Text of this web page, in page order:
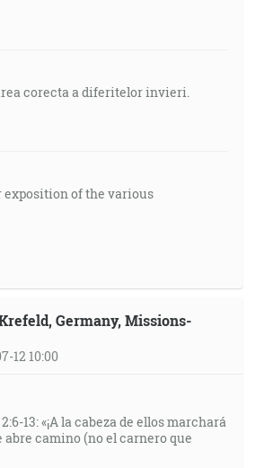
corecta a diferitelor invieri.
exposition of the various
Germany, Missions-
12 10:00
13: «¡A la cabeza de ellos marchará
abre camino (no el carnero que